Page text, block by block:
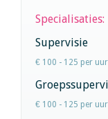
Specialisaties:
Supervisie
€ 100 - 125 per uur
€ 100 - 125 per uur